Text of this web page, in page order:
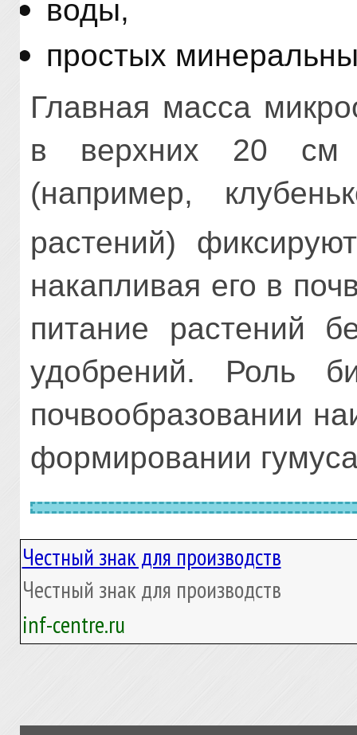
воды,
простых
Главная масса
в верхних 20 см
(например,
растений)
накапливая его в
питание растений
удобрений. Роль
почвообразовании
формировании
Честный знак для производств
Честный знак для производств
inf-centre.ru